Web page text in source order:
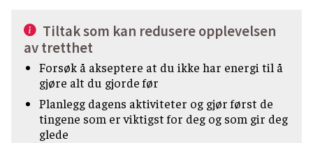
Tiltak som kan redusere opplevelsen
av tretthet
Forsøk å akseptere at du ikke har energi til å
gjøre alt du gjorde før
Planlegg dagens aktiviteter og gjør først de
tingene som er viktigst for deg og som gir deg
glede